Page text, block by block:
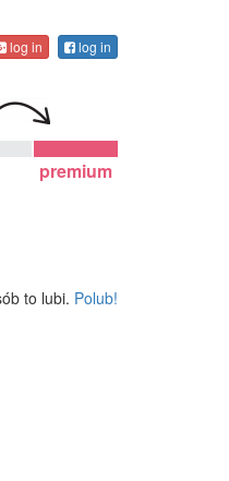
log in log in
premium
to lubi. Polub!